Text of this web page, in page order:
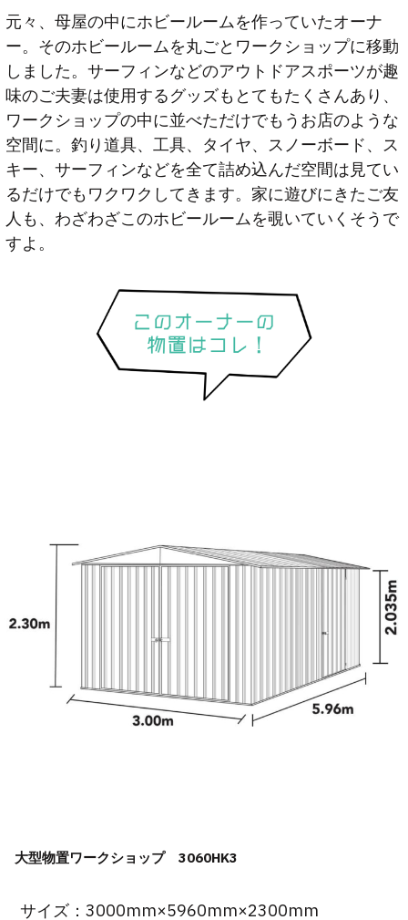
元々、母屋の中にホビールームを作っていたオーナ
ー。そのホビールームを丸ごとワークショップに移動
しました。サーフィンなどのアウトドアスポーツが趣
味のご夫妻は使用するグッズもとてもたくさんあり、
ワークショップの中に並べただけでもうお店のような
空間に。釣り道具、工具、タイヤ、スノーボード、ス
キー、サーフィンなどを全て詰め込んだ空間は見てい
るだけでもワクワクしてきます。家に遊びにきたご友
人も、わざわざこのホビールームを覗いていくそうで
すよ。
大型物置ワークショップ 3060HK3
サイズ：3000mm×5960mm×2300mm